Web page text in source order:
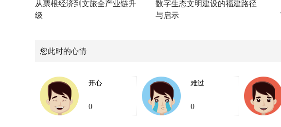
从票根经济到文旅全产业链升
级
数字生态文明建设的福建路径
与启示
您此时的心情
开心
0
难过
0